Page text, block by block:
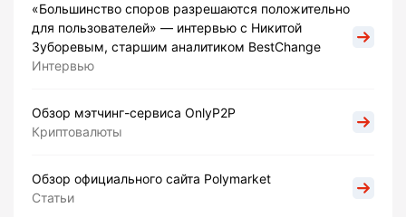
«Большинство споров разрешаются положительно
для пользователей» — интервью с Никитой
Зуборевым, старшим аналитиком BestChange
Интервью
Обзор мэтчинг-сервиса OnlyP2P
Криптовалюты
Обзор официального сайта Polymarket
Статьи